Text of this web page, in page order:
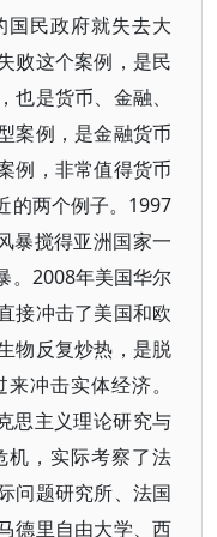
国民政府就失去大
败这个案例，是民
是货币、金融、
案例，是金融货币
例，非常值得货币
的两个例子。1997
暴搅得亚洲国家一
。2008年美国华尔
接冲击了美国和欧
物反复炒热，是脱
冲击实体经济。
思主义理论研究与
机，实际考察了法
问题研究所、法国
德里自由大学、西